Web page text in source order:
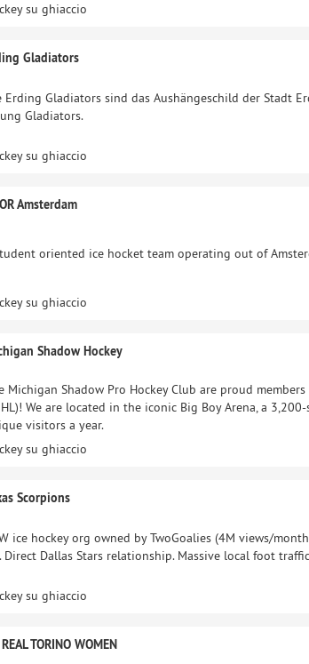
su ghiaccio
Gladiators
Erding Gladiators sind das Aushängeschild der Stadt
Gladiators.
su ghiaccio
Amsterdam
oriented ice hocket team operating out of
su ghiaccio
Shadow Hockey
Michigan Shadow Pro Hockey Club are proud
We are located in the iconic Big Boy Arena, a
visitors a year.
su ghiaccio
Scorpions
ice hockey org owned by TwoGoalies (4M views/
Direct Dallas Stars relationship. Massive local foot
su ghiaccio
TORINO WOMEN